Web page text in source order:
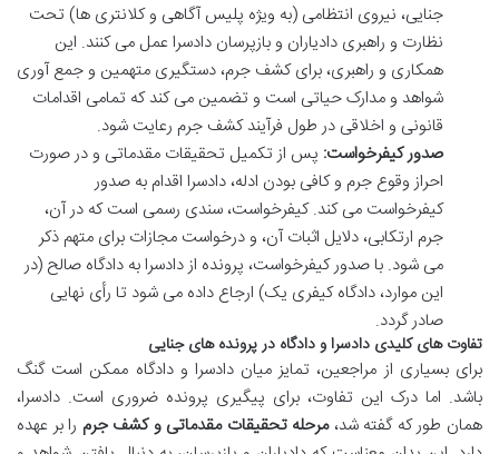
جنایی، نیروی انتظامی (به ویژه پلیس آگاهی و کلانتری ها) تحت
نظارت و راهبری دادیاران و بازپرسان دادسرا عمل می کنند. این
همکاری و راهبری، برای کشف جرم، دستگیری متهمین و جمع آوری
شواهد و مدارک حیاتی است و تضمین می کند که تمامی اقدامات
قانونی و اخلاقی در طول فرآیند کشف جرم رعایت شود.
صدور کیفرخواست: پس از تکمیل تحقیقات مقدماتی و در صورت
احراز وقوع جرم و کافی بودن ادله، دادسرا اقدام به صدور
کیفرخواست می کند. کیفرخواست، سندی رسمی است که در آن،
جرم ارتکابی، دلایل اثبات آن، و درخواست مجازات برای متهم ذکر
می شود. با صدور کیفرخواست، پرونده از دادسرا به دادگاه صالح (در
این موارد، دادگاه کیفری یک) ارجاع داده می شود تا رأی نهایی
صادر گردد.
تفاوت های کلیدی دادسرا و دادگاه در پرونده های جنایی
برای بسیاری از مراجعین، تمایز میان دادسرا و دادگاه ممکن است گنگ
باشد. اما درک این تفاوت، برای پیگیری پرونده ضروری است. دادسرا،
همان طور که گفته شد،مرحله تحقیقات مقدماتی و کشف جرم را بر عهده